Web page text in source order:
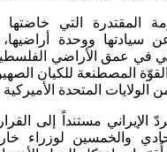
المقتدرة التي خاضتها
عن سيادتها ووحدة
في عمق الأراضي
المصطنعة للكيان
المتحدة الأميركية
والخمسين لوزراء